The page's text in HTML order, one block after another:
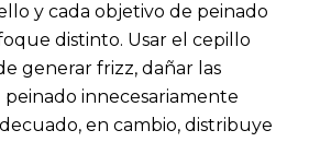
y cada objetivo de peinado
distinto. Usar el cepillo
generar frizz, dañar las
peinado innecesariamente
en cambio, distribuye